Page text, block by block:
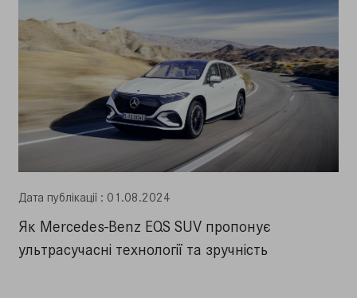
Дата публiкацiї : 01.08.2024
Як Mercedes-Benz EQS SUV пропонує
ультрасучасні технології та зручність